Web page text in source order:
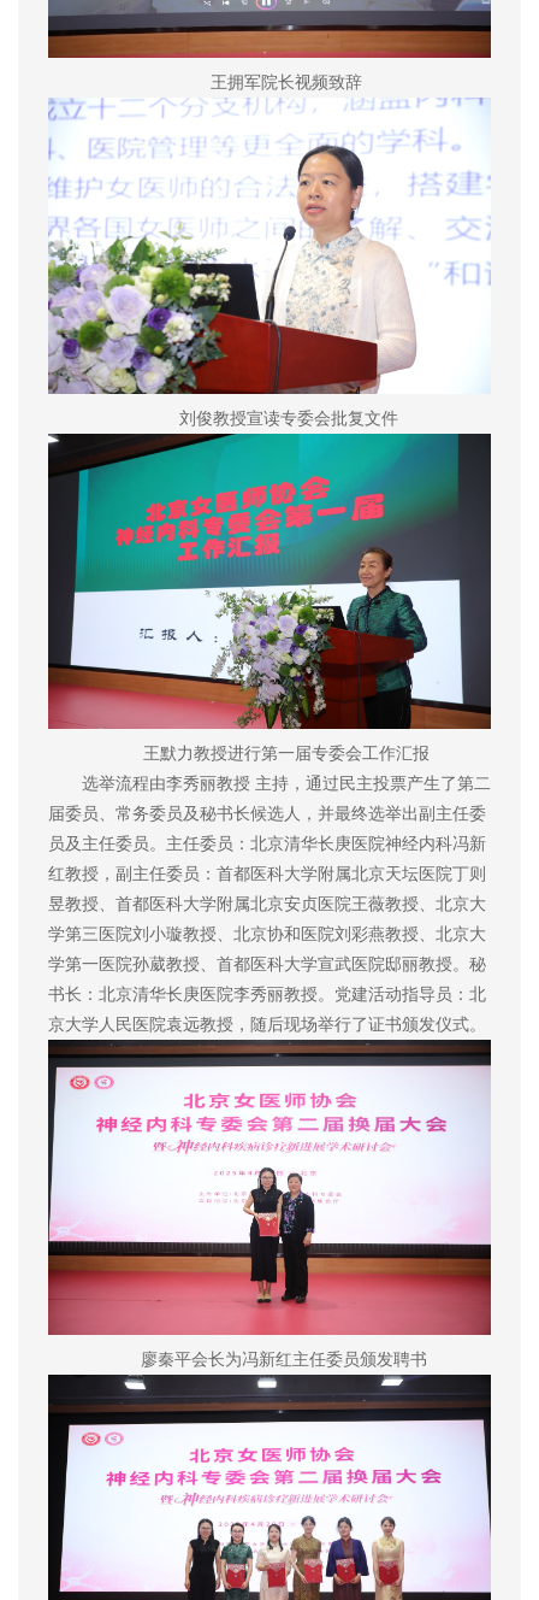
王拥军院长视频致辞
刘俊教授宣读专委会批复文件
王默力教授进行第一届专委会工作汇报
选举流程由李秀丽教授 主持，通过民主投票产生了第二
届委员、常务委员及秘书长候选人，并最终选举出副主任委
员及主任委员。主任委员：北京清华长庚医院神经内科冯新
红教授，副主任委员：首都医科大学附属北京天坛医院丁则
昱教授、首都医科大学附属北京安贞医院王薇教授、北京大
学第三医院刘小璇教授、北京协和医院刘彩燕教授、北京大
学第一医院孙葳教授、首都医科大学宣武医院邸丽教授。秘
书长：北京清华长庚医院李秀丽教授。党建活动指导员：北
京大学人民医院袁远教授，随后现场举行了证书颁发仪式。
廖秦平会长为冯新红主任委员颁发聘书